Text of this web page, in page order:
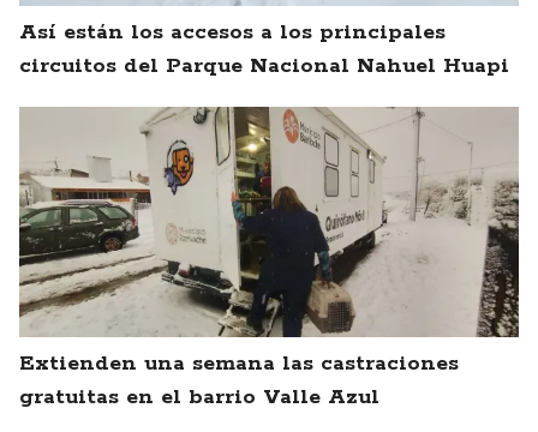
Así están los accesos a los principales
circuitos del Parque Nacional Nahuel Huapi
Extienden una semana las castraciones
gratuitas en el barrio Valle Azul